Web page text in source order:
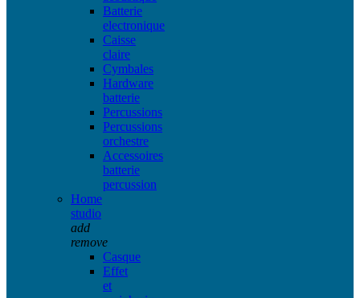
Batterie
electronique
Caisse
claire
Cymbales
Hardware
batterie
Percussions
Percussions
orchestre
Accessoires
batterie
percussion
Home
studio
add
remove
Casque
Effet
et